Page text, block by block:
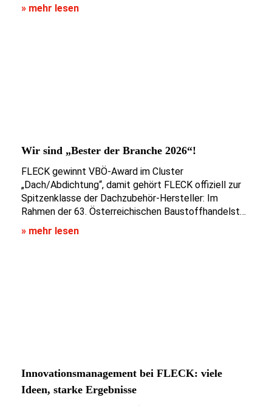
» mehr lesen
Wir sind „Bester der Branche 2026“!
FLECK gewinnt VBÖ-Award im Cluster
„Dach/Abdichtung“, damit gehört FLECK offiziell zur
Spitzenklasse der Dachzubehör-Hersteller: Im
Rahmen der 63. Österreichischen Baustoffhandelst…
» mehr lesen
Innovationsmanagement bei FLECK: viele
Ideen, starke Ergebnisse